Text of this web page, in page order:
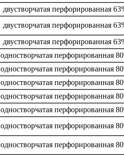
двустворчатая перфорированная
двустворчатая перфорированная
двустворчатая перфорированная
одностворчатая перфорированная
одностворчатая перфорированная
одностворчатая перфорированная
одностворчатая перфорированная
одностворчатая перфорированная
одностворчатая перфорированная
одностворчатая перфорированная